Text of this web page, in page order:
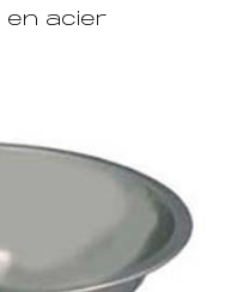
en acier